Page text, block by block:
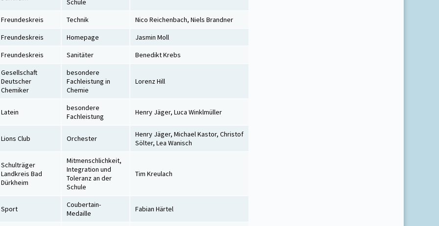
Schule
Freundeskreis Technik
Nico Reichenbach, Niels Brandner
Freundeskreis
Homepage
Jasmin Moll
Freundeskreis
Sanitäter
Benedikt Krebs
Gesellschaft
Deutscher
Chemiker
besondere
Fachleistung in
Chemie
Lorenz Hill
Latein
besondere
Fachleistung
Henry Jäger, Luca Winklmüller
Lions Club Orchester
Henry Jäger, Michael Kastor, Christof
Sölter, Lea Wanisch
Schulträger
Landkreis Bad
Dürkheim
Mitmenschlichkeit,
Integration und
Toleranz an der
Schule
Tim Kreulach
Sport
Coubertain-
Medaille
Fabian Härtel